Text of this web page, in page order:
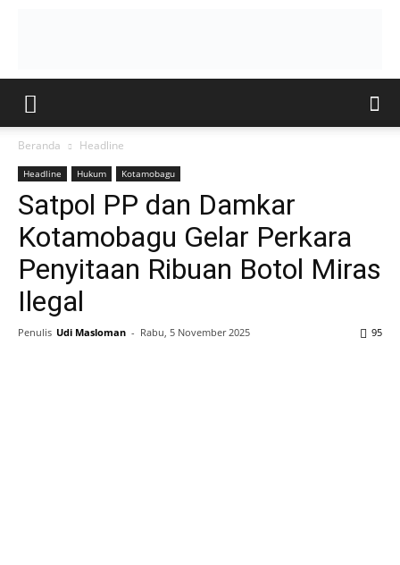
Beranda Headline
Headline Hukum Kotamobagu
Satpol PP dan Damkar
Kotamobagu Gelar Perkara
Penyitaan Ribuan Botol Miras
Ilegal
Penulis Udi Masloman - Rabu, 5 November 2025 95